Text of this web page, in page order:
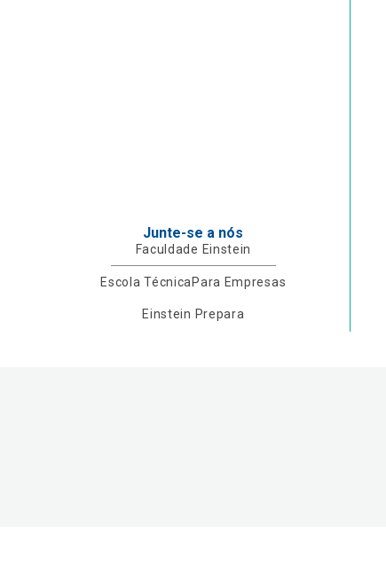
Junte-se a nós
Faculdade Einstein
Escola TécnicaPara Empresas
Einstein Prepara